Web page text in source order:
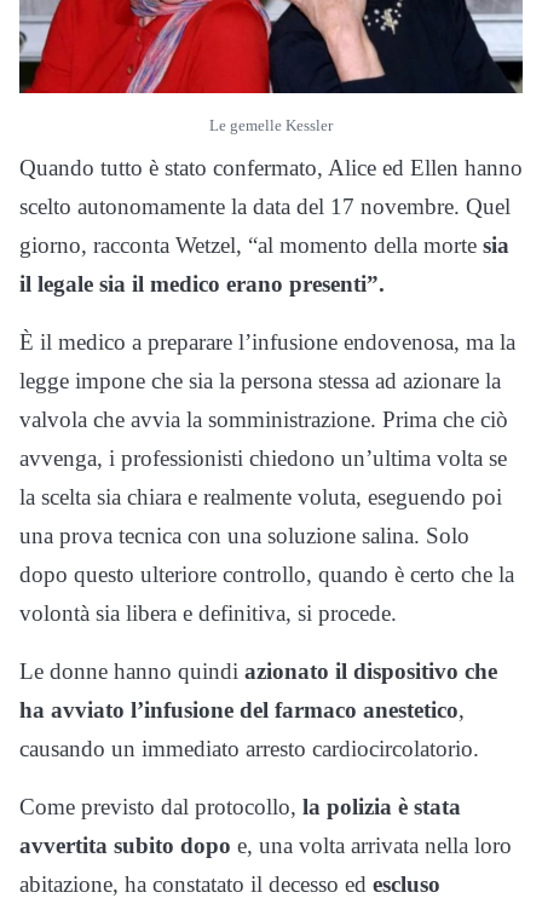
Le gemelle Kessler
Quando tutto è stato confermato, Alice ed Ellen hanno
scelto autonomamente la data del 17 novembre. Quel
giorno, racconta Wetzel, “al momento della morte sia
il legale sia il medico erano presenti”.
È il medico a preparare l’infusione endovenosa, ma la
legge impone che sia la persona stessa ad azionare la
valvola che avvia la somministrazione. Prima che ciò
avvenga, i professionisti chiedono un’ultima volta se
la scelta sia chiara e realmente voluta, eseguendo poi
una prova tecnica con una soluzione salina. Solo
dopo questo ulteriore controllo, quando è certo che la
volontà sia libera e definitiva, si procede.
Le donne hanno quindi azionato il dispositivo che
ha avviato l’infusione del farmaco anestetico,
causando un immediato arresto cardiocircolatorio.
Come previsto dal protocollo, la polizia è stata
avvertita subito dopo e, una volta arrivata nella loro
abitazione, ha constatato il decesso ed escluso